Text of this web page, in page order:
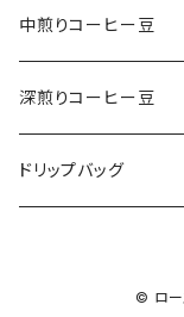
浅煎り（酸味のある焙煎）
中煎り（コクとバランスの
ブレンド
酸味のブレンド
マイルドプレンド
デカフェ（カフェインレ
ドリップバッグ
ドリッパー
サーバー
ステンレスポット
ストレート
ブレンド
中煎りコーヒー豆
ストレート
ブレンド
深煎りコーヒー豆
ストレート
ドリップバッグ
© ロ